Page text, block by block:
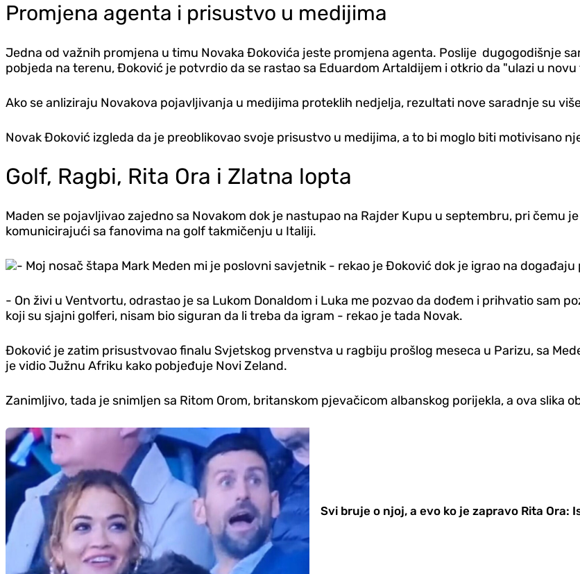
Promjena agenta i prisustvo u medijima
Jedna od važnih promjena u timu Novaka Đokovića jeste promjena agenta. Poslije dugogodišnje
pobjeda na terenu, Đoković je potvrdio da se rastao sa Eduardom Artaldijem i otkrio da "ulazi u
Ako se anliziraju Novakova pojavljivanja u medijima proteklih nedjelja, rezultati nove saradnje su
Novak Đoković izgleda da je preoblikovao svoje prisustvo u medijima, a to bi moglo biti motivisano
Golf, Ragbi, Rita Ora i Zlatna lopta
Maden se pojavljivao zajedno sa Novakom dok je nastupao na Rajder Kupu u septembru, pri čemu
komunicirajući sa fanovima na golf takmičenju u Italiji.
- Moj nosač štapa Mark Meden mi je poslovni savjetnik - rekao je Đoković dok je igrao na
- On živi u Ventvortu, odrastao je sa Lukom Donaldom i Luka me pozvao da dođem i prihvatio sam
koji su sjajni golferi, nisam bio siguran da li treba da igram - rekao je tada Novak.
Đoković je zatim prisustvovao finalu Svjetskog prvenstva u ragbiju prošlog meseca u Parizu, sa
je vidio Južnu Afriku kako pobjeđuje Novi Zeland.
Zanimljivo, tada je snimljen sa Ritom Orom, britanskom pjevačicom albanskog porijekla, a ova slika
Svi bruje o njoj, a evo ko je zapravo Rita Ora: